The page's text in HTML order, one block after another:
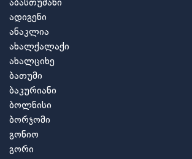
აბასთუმანი
ადიგენი
ანაკლია
ახალქალაქი
ახალციხე
ბათუმი
ბაკურიანი
ბოლნისი
ბორჯომი
გონიო
გორი